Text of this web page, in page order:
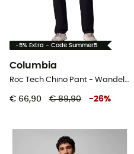
-5% Extra - Code Summer5
Columbia
Roc Tech Chino Pant - Wandelbroek - Heren
€ 66,90 € 89,90 -26%